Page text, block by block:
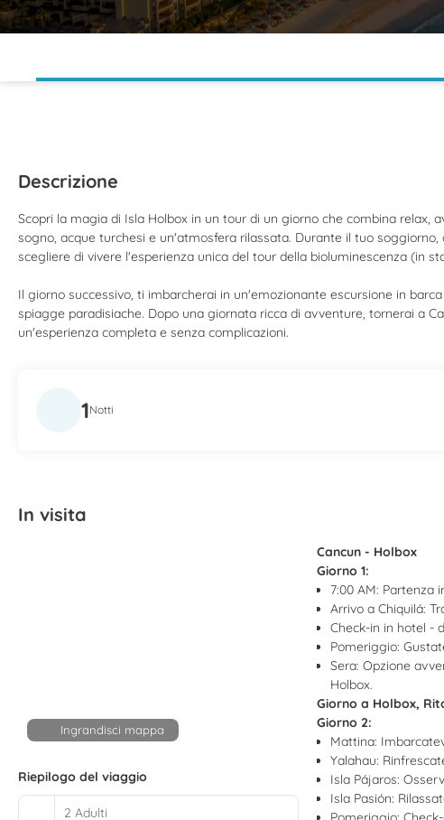
Descrizione
Scopri la magia di Isla Holbox in un tour di un giorno che combina
sogno, acque turchesi e un'atmosfera rilassata. Durante il tuo
scegliere di vivere l'esperienza unica del tour della bioluminescenza (in
Il giorno successivo, ti imbarcherai in un'emozionante escursione in
spiagge paradisiache. Dopo una giornata ricca di avventure, tornerai a
un'esperienza completa e senza complicazioni.
1Notti
In visita
Ingrandisci mappa
Riepilogo del viaggio
2 Adulti
Cancun - Holbox
Giorno 1:
7:00 AM: Partenza
Arrivo a Chiquilá:
Check-in in hotel -
Pomeriggio:
Sera: Opzione
Holbox.
Giorno a Holbox,
Giorno 2:
Mattina:
Yalahau:
Isla Pájaros:
Isla Pasión: